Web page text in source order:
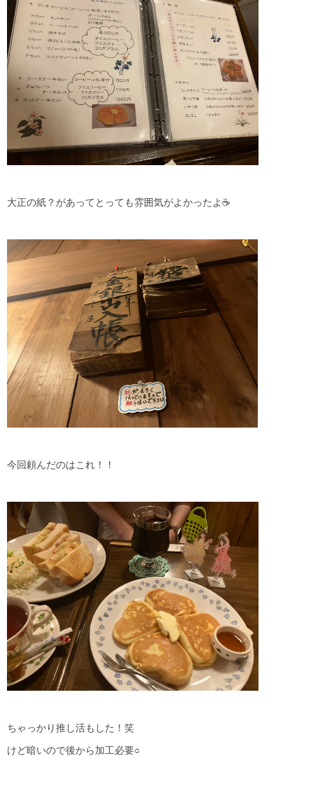
大正の紙？があってとっても雰囲気がよかったよ☕️
今回頼んだのはこれ！！
ちゃっかり推し活もした！笑
けど暗いので後から加工必要○